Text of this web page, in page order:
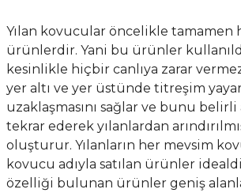
Yılan kovucular öncelikle tamamen
ürünlerdir. Yani bu ürünler
kesinlikle hiçbir canlıya zarar
yer altı ve yer üstünde titreşim
uzaklaşmasını sağlar ve bunu belirli
tekrar ederek yılanlardan
oluşturur. Yılanların her mevsim
kovucu adıyla satılan ürünler
özelliği bulunan ürünler geniş